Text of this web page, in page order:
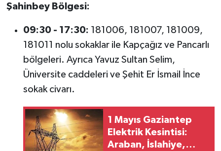
Şahinbey Bölgesi:
09:30 - 17:30: 181006, 181007, 181009,
181011 nolu sokaklar ile Kapçağız ve Pancarlı
bölgeleri. Ayrıca Yavuz Sultan Selim,
Üniversite caddeleri ve Şehit Er İsmail İnce
sokak civarı.
1 Mayıs Gaziantep
Elektrik Kesintisi:
Araban, İslahiye,